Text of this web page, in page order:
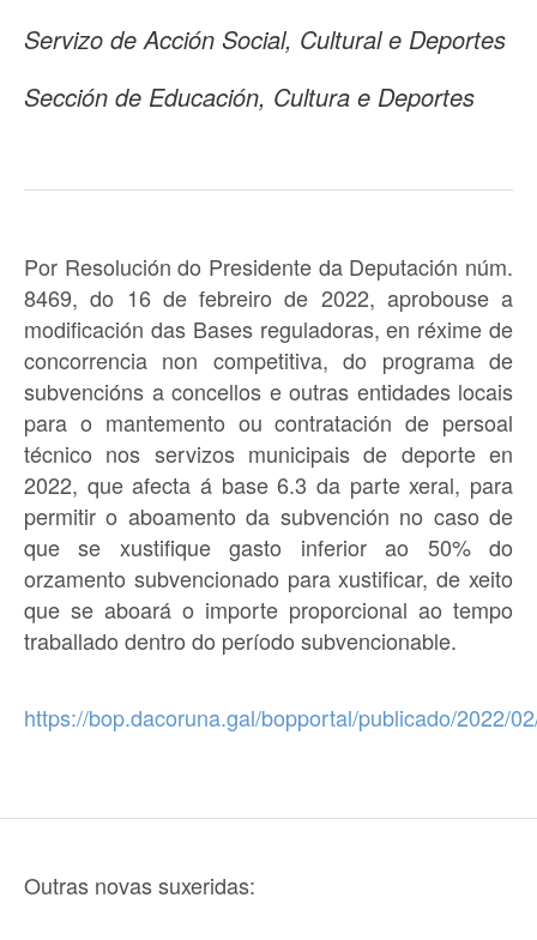
Servizo de Acción Social, Cultural e Deportes
Sección de Educación, Cultura e Deportes
Por Resolución do Presidente da Deputación núm.
8469, do 16 de febreiro de 2022, aprobouse a
modificación das Bases reguladoras, en réxime de
concorrencia non competitiva, do programa de
subvencións a concellos e outras entidades locais
para o mantemento ou contratación de persoal
técnico nos servizos municipais de deporte en
2022, que afecta á base 6.3 da parte xeral, para
permitir o aboamento da subvención no caso de
que se xustifique gasto inferior ao 50% do
orzamento subvencionado para xustificar, de xeito
que se aboará o importe proporcional ao tempo
traballado dentro do período subvencionable.
https://bop.dacoruna.gal/bopportal/publicado/2022/
Outras novas suxeridas: